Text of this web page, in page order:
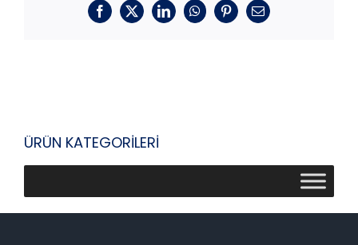
Facebook
X LinkedInWhatsAppPinterest
E-
ÜRÜN KATEGORİLERİ